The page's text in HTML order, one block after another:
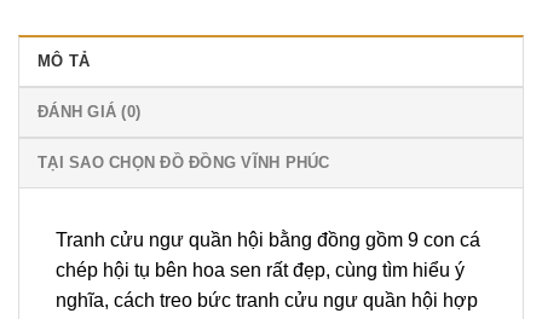
MÔ TẢ
ĐÁNH GIÁ (0)
TẠI SAO CHỌN ĐỒ ĐỒNG VĨNH PHÚC
Tranh cửu ngư quần hội bằng đồng gồm 9 con cá
chép hội tụ bên hoa sen rất đẹp, cùng tìm hiểu ý
nghĩa, cách treo bức tranh cửu ngư quần hội hợp